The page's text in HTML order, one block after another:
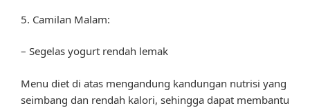
5. Camilan Malam:
– Segelas yogurt rendah lemak
Menu diet di atas mengandung kandungan nutrisi yang
seimbang dan rendah kalori, sehingga dapat membantu